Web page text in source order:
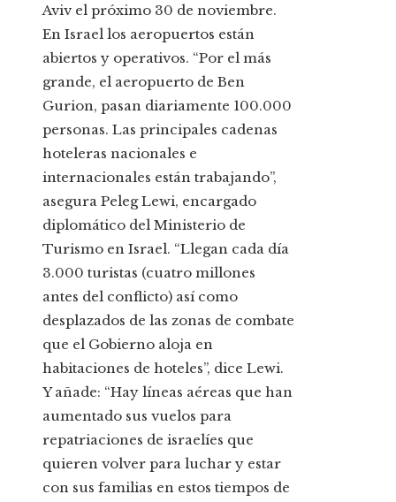
Aviv el próximo 30 de noviembre.
En Israel los aeropuertos están
abiertos y operativos. “Por el más
grande, el aeropuerto de Ben
Gurion, pasan diariamente 100.000
personas. Las principales cadenas
hoteleras nacionales e
internacionales están trabajando”,
asegura Peleg Lewi, encargado
diplomático del Ministerio de
Turismo en Israel. “Llegan cada día
3.000 turistas (cuatro millones
antes del conflicto) así como
desplazados de las zonas de combate
que el Gobierno aloja en
habitaciones de hoteles”, dice Lewi.
Y añade: “Hay líneas aéreas que han
aumentado sus vuelos para
repatriaciones de israelíes que
quieren volver para luchar y estar
con sus familias en estos tiempos de